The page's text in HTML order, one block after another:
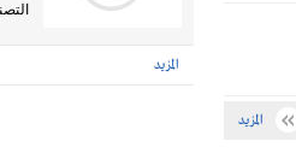
المزيد
المزيد